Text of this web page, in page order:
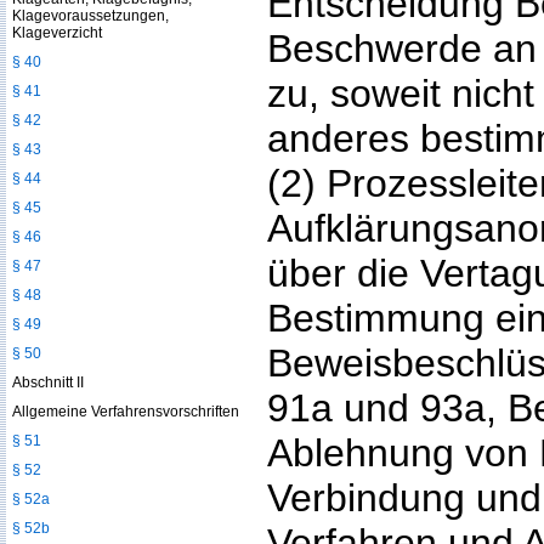
Beschwerde
zu, soweit
anderes
(2)
über die
Bestimmung
91a und 93a,
Ablehnung von
Verbindung
Klagevoraussetzungen,
Klageverzicht
§ 40
§ 41
§ 42
§ 43
§ 44
§ 45
§ 46
§ 47
§ 48
§ 49
§ 50
Abschnitt II
Allgemeine Verfahrensvorschriften
§ 51
§ 52
§ 52a
§ 52b